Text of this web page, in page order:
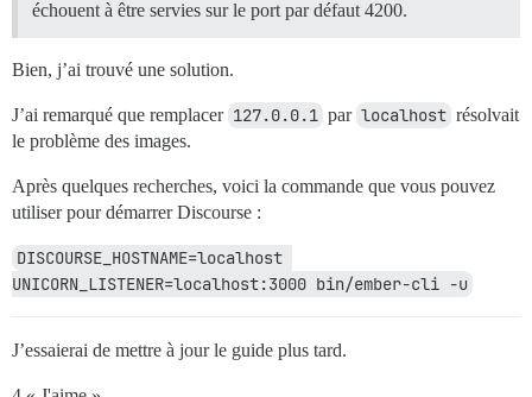
échouent à être servies sur le port par défaut 4200.
Bien, j’ai trouvé une solution.
J’ai remarqué que remplacer 127.0.0.1 par localhost résolvait
le problème des images.
Après quelques recherches, voici la commande que vous pouvez
utiliser pour démarrer Discourse :
DISCOURSE_HOSTNAME=localhost
UNICORN_LISTENER=localhost:3000 bin/ember-cli -u
J’essaierai de mettre à jour le guide plus tard.